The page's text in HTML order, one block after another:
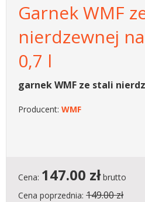
Garnek WMF
nierdzewnej
0,7 l
garnek WMF ze stali
Producent: WMF
Cena: 147.00 złbrutto
Cena poprzednia: 149.00 zł